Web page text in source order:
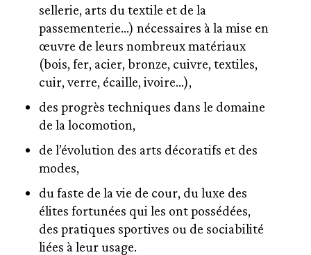
sellerie, arts du textile et de la
passementerie…) nécessaires à la mise en
œuvre de leurs nombreux matériaux
(bois, fer, acier, bronze, cuivre, textiles,
cuir, verre, écaille, ivoire…),
des progrès techniques dans le domaine
de la locomotion,
de l’évolution des arts décoratifs et des
modes,
du faste de la vie de cour, du luxe des
élites fortunées qui les ont possédées,
des pratiques sportives ou de sociabilité
liées à leur usage.